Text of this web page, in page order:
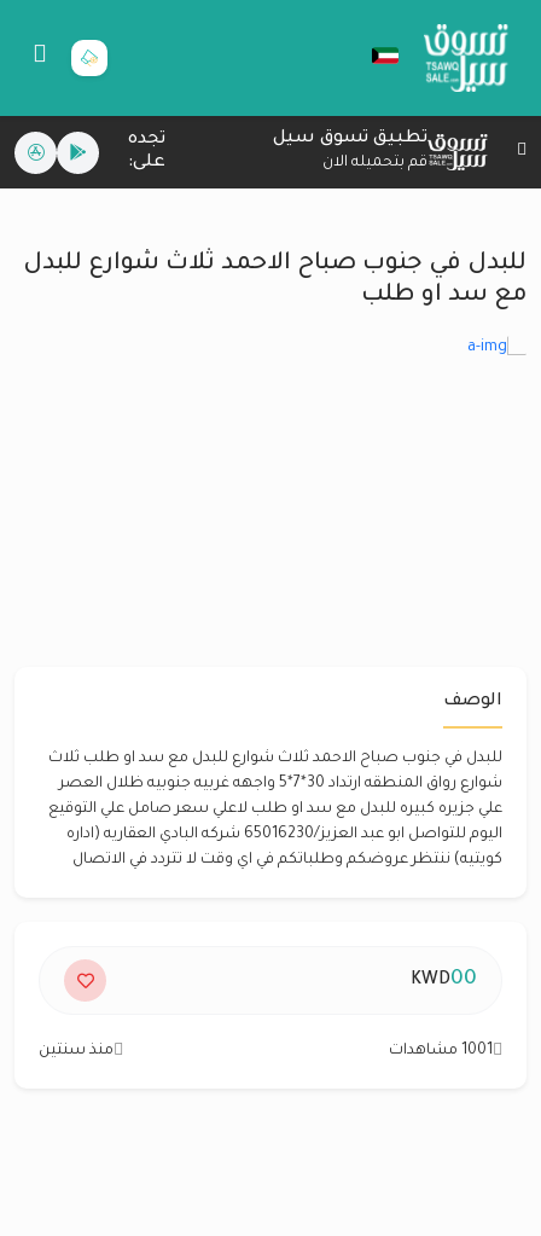
تطبيق تسوق سيل
قم بتحميله الان
تجده
على:
للبدل في جنوب صباح الاحمد ثلاث شوارع للبدل
مع سد او طلب
الوصف
للبدل في جنوب صباح الاحمد ثلاث شوارع للبدل مع سد او طلب ثلاث
شوارع رواق المنطقه ارتداد 30*7*5 واجهه غربيه جنوبيه ظلال العصر
علي جزيره كبيره للبدل مع سد او طلب لاعلي سعر صامل علي التوقيع
اليوم للتواصل ابو عبد العزيز/65016230 شركه البادي العقاريه (اداره
كويتيه) ننتظر عروضكم وطلباتكم في اي وقت لا تتردد في الاتصال
00
KWD
1001 مشاهدات منذ سنتين